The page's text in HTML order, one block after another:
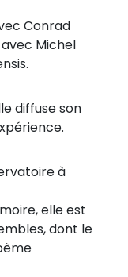
Conrad
Michel
diffuse son
à
elle est
dont le